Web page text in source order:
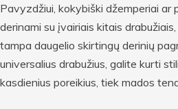
Pavyzdžiui, kokybiški džemperiai ar
derinami su įvairiais kitais
tampa daugelio skirtingų derinių
universalius drabužius, galite kurti
kasdienius poreikius, tiek mados